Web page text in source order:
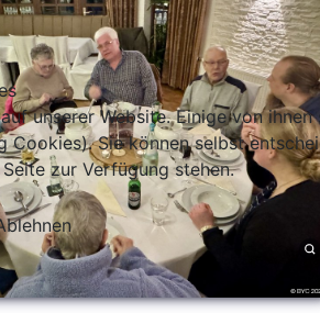
unserer Website. Einige von
Cookies). Sie können selbst
zur Verfügung stehen.